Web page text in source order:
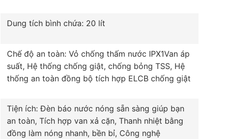
Dung tích bình chứa: 20 lít
Chế độ an toàn: Vỏ chống thấm nước IPX1Van áp
suất, Hệ thống chống giật, chống bỏng TSS, Hệ
thống an toàn đồng bộ tích hợp ELCB chống giật
Tiện ích: Đèn báo nước nóng sẵn sàng giúp bạn
an toàn, Tích hợp van xả cặn, Thanh nhiệt bằng
đồng làm nóng nhanh, bền bỉ, Công nghệ